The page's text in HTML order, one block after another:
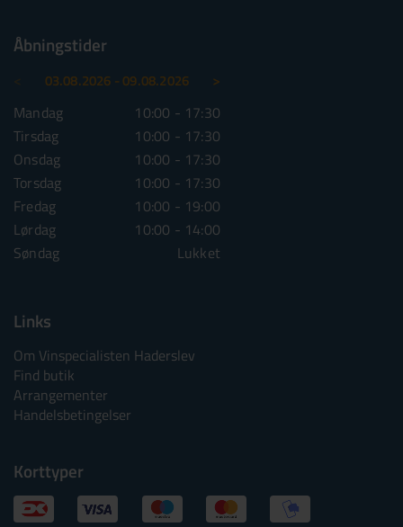
Åbningstider
>
03.08.2026 - 09.08.2026
Mandag
10:00 - 17:30
Tirsdag
10:00 - 17:30
Onsdag
10:00 - 17:30
Torsdag
10:00 - 17:30
Fredag
10:00 - 19:00
Lørdag
10:00 - 14:00
Søndag
Lukket
Links
Om Vinspecialisten Haderslev
Find butik
Arrangementer
Handelsbetingelser
Korttyper